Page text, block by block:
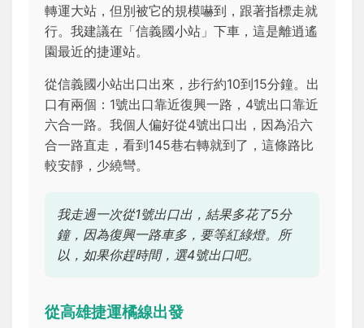
轉運大站，但別被它的規模嚇到，跟著指標走就
行。我建議在「信義國小站」下車，這是離逍遙
園最近的捷運站。
從信義國小站出口出來，步行約10到15分鐘。出
口有兩個：1號出口靠近復興一路，4號出口靠近
六合一路。我個人偏好從4號出口出，因為沿六
合一路直走，看到145巷右轉就到了，這條路比
較安靜，少繞彎。
我走過一次從1號出口出，結果多花了5分
鐘，因為復興一路車多，要等紅綠燈。所
以，如果你趕時間，選4號出口吧。
從高雄捷運橘線出發